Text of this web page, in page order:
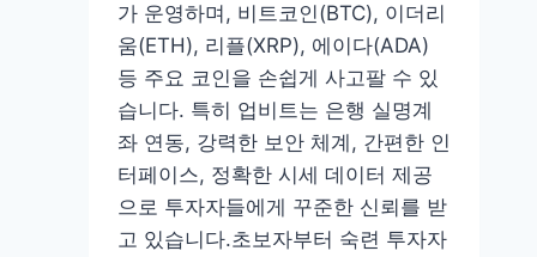
가 운영하며, 비트코인(BTC), 이더리
움(ETH), 리플(XRP), 에이다(ADA)
등 주요 코인을 손쉽게 사고팔 수 있
습니다. 특히 업비트는 은행 실명계
좌 연동, 강력한 보안 체계, 간편한 인
터페이스, 정확한 시세 데이터 제공
으로 투자자들에게 꾸준한 신뢰를 받
고 있습니다.초보자부터 숙련 투자자